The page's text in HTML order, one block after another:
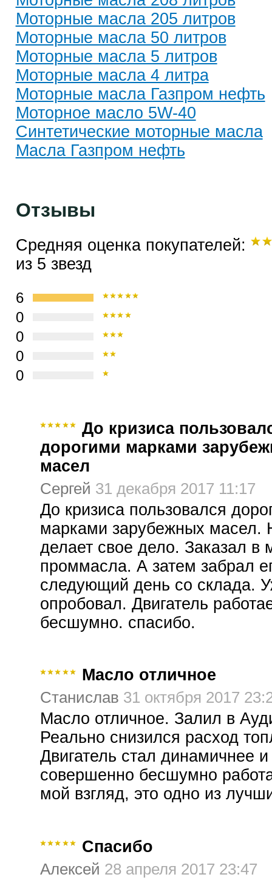
Моторные масла 205 литров
Моторные масла 50 литров
Моторные масла 5 литров
Моторные масла 4 литра
Моторные масла Газпром нефть
Моторное масло 5W-40
Синтетические моторные масла
Масла Газпром нефть
Отзывы
Средняя оценка покупателей:
из 5 звезд
6
0
0
0
0
До кризиса
дорогими марками
масел
Сергей 31 декабря 2017 11:17
До кризиса пользовался
марками зарубежных масел.
делает свое дело. Заказал в
проммасла. А затем забрал
следующий день со склада.
опробовал. Двигатель
бесшумно. спасибо.
Масло отличное
Станислав 31 октября 2017
Масло отличное. Залил в
Реально снизился расход
Двигатель стал динамичнее и
совершенно бесшумно
мой взгляд, это одно из
Спасибо
Алексей 28 апреля 2017 23:47